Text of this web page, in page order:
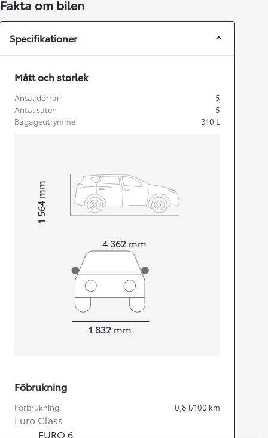
Fakta om bilen
Specifikationer
Mått och storlek
Antal dörrar
5
Antal säten
5
Bagageutrymme
310 L
4 362 mm
Height1 564
mm
1 832 mm
Föbrukning
Förbrukning 0,8 l/100 km
Euro Class
EURO 6